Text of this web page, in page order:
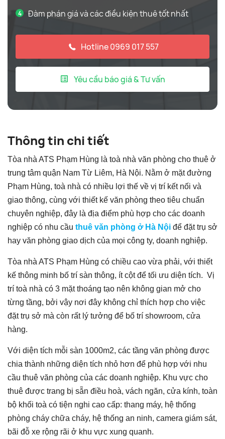
Đàm phán giá và các điều kiện thuê tốt nhất
Hotline 0969 017 557
Yêu cầu báo giá & Tư vấn
Thông tin chi tiết
Tòa nhà ATS Phạm Hùng là toà nhà văn phòng cho thuê ở
trung tâm quận Nam Từ Liêm, Hà Nội. Nằm ở mặt đường
Phạm Hùng, toà nhà có nhiều lợi thế về vị trí kết nối và
giao thông, cùng với thiết kế văn phòng theo tiêu chuẩn
chuyên nghiệp, đây là địa điểm phù hợp cho các doanh
nghiệp có nhu cầu thuê văn phòng ở Hà Nội để đặt trụ sở
hay văn phòng giao dịch của mọi công ty, doanh nghiệp.
Tòa nhà ATS Phạm Hùng có chiều cao vừa phải, với thiết
kế thông minh bố trí sàn thông, ít cột để tối ưu diện tích. Vị
trí toà nhà có 3 mặt thoáng tạo nên không gian mở cho
từng tầng, bởi vậy nơi đây không chỉ thích hợp cho việc
đặt trụ sở mà còn rất lý tưởng để bố trí showroom, cửa
hàng.
Với diện tích mỗi sàn 1000m2, các tầng văn phòng được
chia thành những diện tích nhỏ hơn để phù hợp với nhu
cầu thuê văn phòng của các doanh nghiệp. Khu vực cho
thuê được trang bị sẵn điều hoà, vách ngăn, cửa kính, toàn
bộ khối toà có tiện nghi cao cấp: thang máy, hệ thống
phòng cháy chữa cháy, hệ thống an ninh, camera giám sát,
bãi đỗ xe rộng rãi ở khu vực xung quanh.